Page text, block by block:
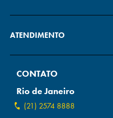
ATENDIMENTO
CONTATO
Rio de Janeiro
(21) 2574 8888